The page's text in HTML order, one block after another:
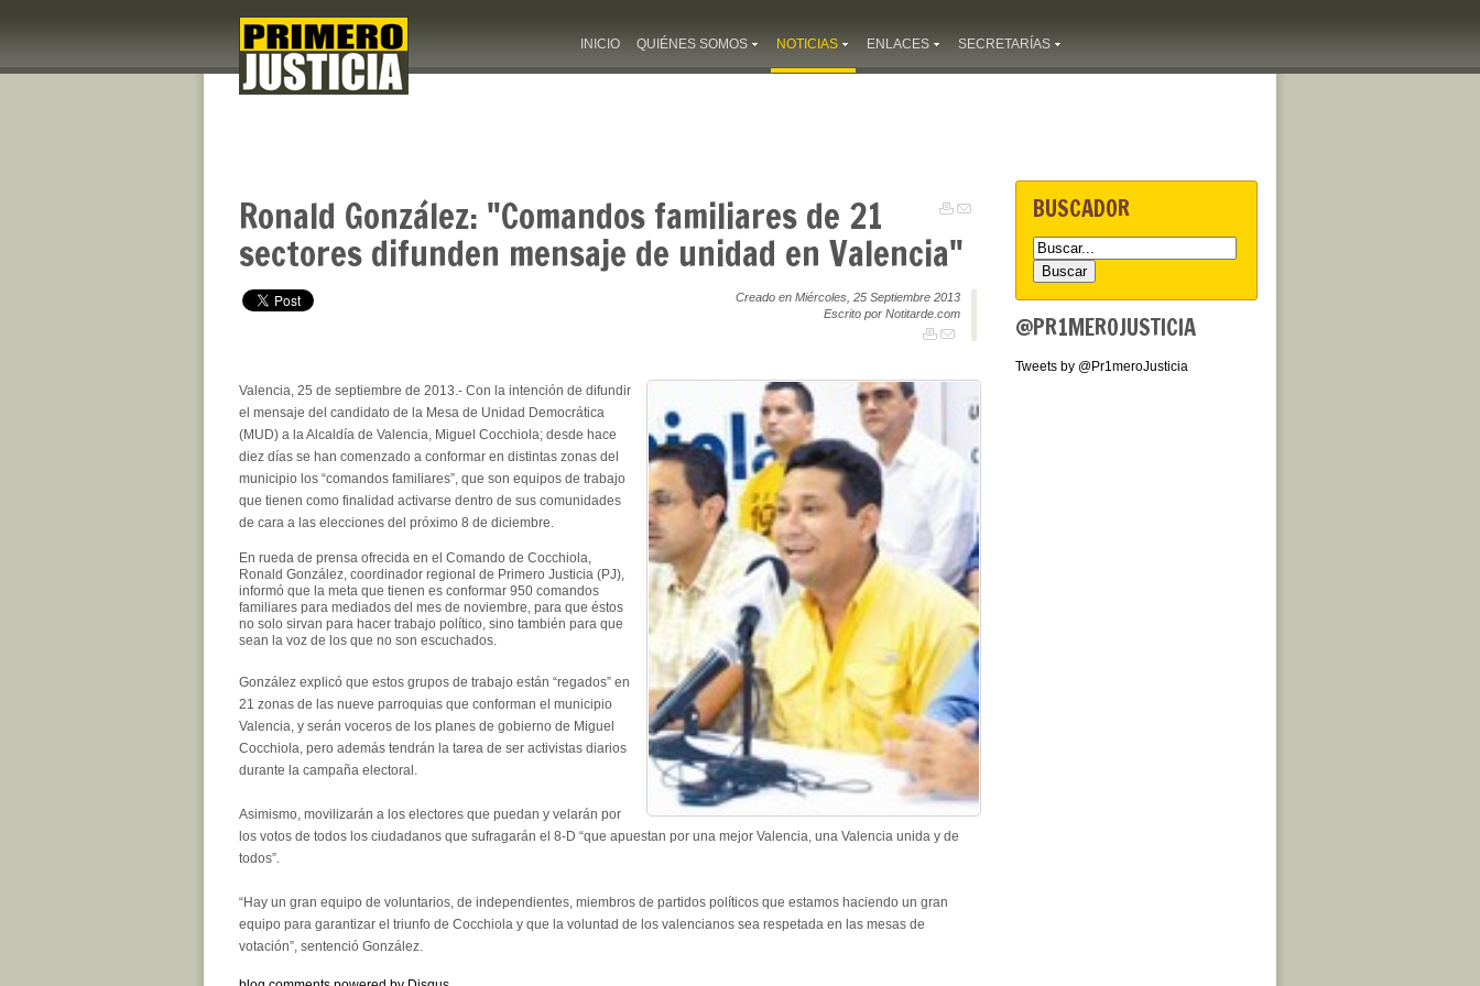
INICIO QUIÉNES SOMOS NOTICIAS ENLACES SECRETARÍAS
Ronald González: "Comandos familiares de 21
sectores difunden mensaje de unidad en Valencia"
Creado en Miércoles, 25 Septiembre 2013
Escrito por Notitarde.com
Valencia, 25 de septiembre de 2013.- Con la intención de difundir
el mensaje del candidato de la Mesa de Unidad Democrática
(MUD) a la Alcaldía de Valencia, Miguel Cocchiola; desde hace
diez días se han comenzado a conformar en distintas zonas del
municipio los “comandos familiares”, que son equipos de trabajo
que tienen como finalidad activarse dentro de sus comunidades
de cara a las elecciones del próximo 8 de diciembre.
En rueda de prensa ofrecida en el Comando de Cocchiola,
Ronald González, coordinador regional de Primero Justicia (PJ),
informó que la meta que tienen es conformar 950 comandos
familiares para mediados del mes de noviembre, para que éstos
no solo sirvan para hacer trabajo político, sino también para que
sean la voz de los que no son escuchados.
González explicó que estos grupos de trabajo están “regados” en
21 zonas de las nueve parroquias que conforman el municipio
Valencia, y serán voceros de los planes de gobierno de Miguel
Cocchiola, pero además tendrán la tarea de ser activistas diarios
durante la campaña electoral.
Asimismo, movilizarán a los electores que puedan y velarán por
los votos de todos los ciudadanos que sufragarán el 8-D “que apuestan por una mejor Valencia, una Valencia unida y de
todos”.
“Hay un gran equipo de voluntarios, de independientes, miembros de partidos políticos que estamos haciendo un gran
equipo para garantizar el triunfo de Cocchiola y que la voluntad de los valencianos sea respetada en las mesas de
votación”, sentenció González.
BUSCADOR
@PR1MEROJUSTICIA
Tweets by @Pr1meroJusticia